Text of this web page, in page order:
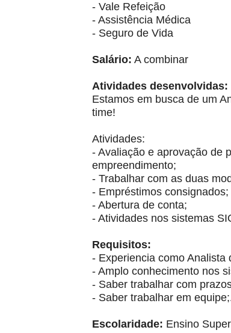
- Vale Refeição
- Assistência Médica
- Seguro de Vida
Salário: A combinar
Atividades desenvolvidas:
Estamos em busca de um
time!
Atividades:
- Avaliação e aprovação de
empreendimento;
- Trabalhar com as duas
- Empréstimos consignados;
- Abertura de conta;
- Atividades nos sistemas
Requisitos:
- Experiencia como Analista
- Amplo conhecimento nos
- Saber trabalhar com
- Saber trabalhar em
Escolaridade: Ensino